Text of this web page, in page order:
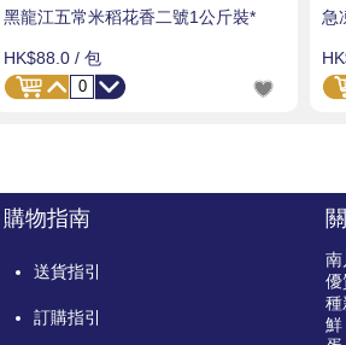
黑龍江五常米稻花香二號1公斤裝*
HK$88.0 / 包
急
購物指南
送貨指引
訂購指引
南